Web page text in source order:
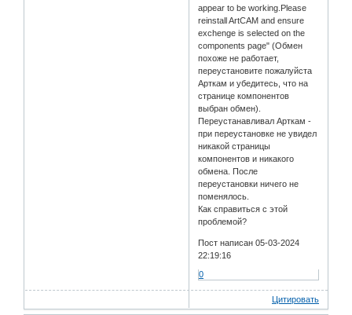
appear to be working.Please
reinstall ArtCAM and ensure
exchenge is selected on the
components page" (Обмен
похоже не работает,
переустановите пожалуйста
Арткам и убедитесь, что на
странице компонентов
выбран обмен).
Переустанавливал Арткам -
при переустановке не увидел
никакой страницы
компонентов и никакого
обмена. После
переустановки ничего не
поменялось.
Как справиться с этой
проблемой?
Пост написан 05-03-2024
22:19:16
0
Цитировать